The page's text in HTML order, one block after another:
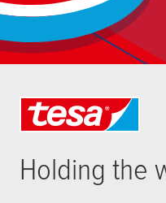
Holding the